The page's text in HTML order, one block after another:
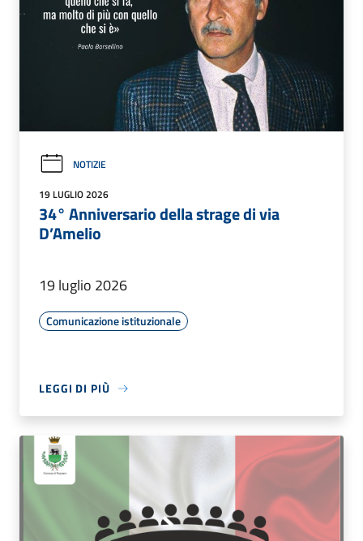
NOTIZIE
19 LUGLIO 2026
34° Anniversario della strage di via
D’Amelio
19 luglio 2026
Comunicazione istituzionale
LEGGI DI PIÙ